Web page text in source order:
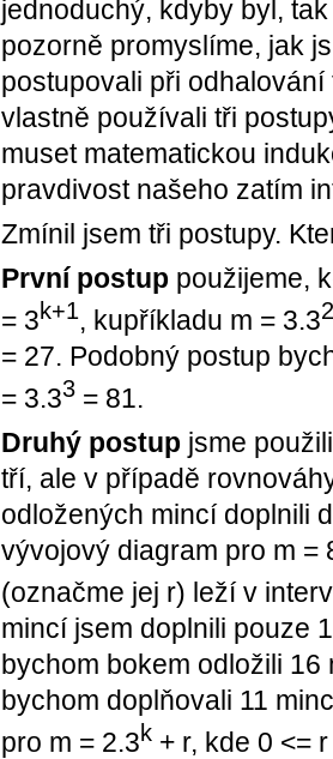
jednoduchý, kdyby byl,
pozorně promyslíme, jak
postupovali při
vlastně používali tři
muset matematickou
pravdivost našeho zatím
Zmínil jsem tři postupy.
První postup použijeme,
= 3k+1, kupříkladu m = 3.32
= 27. Podobný postup
= 3.33 = 81.
Druhý postup jsme
tří, ale v případě
odložených mincí doplnili
vývojový diagram pro m =
(označme jej r) leží v
mincí jsem doplnili pouze
bychom bokem odložili
bychom doplňovali 11
pro m = 2.3k + r, kde 0 <=